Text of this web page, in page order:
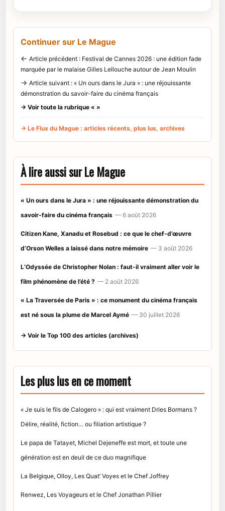
Continuer sur Le Mague
← Article précédent : Festival de Cannes 2026 : une édition fade
marquée par le malaise Gilles Lellouche autour de Jean Moulin
→ Article suivant : « Un ours dans le Jura » : une réjouissante
démonstration du savoir-faire du cinéma français
→ Voir toute la rubrique « »
→ Le Flux du Mague : articles récents, plus lus, archives
À lire aussi sur Le Mague
« Un ours dans le Jura » : une réjouissante démonstration du
savoir-faire du cinéma français — 6 août 2026
Citizen Kane, Xanadu et Rosebud : ce que le chef-d’œuvre
d’Orson Welles a laissé dans notre mémoire — 3 août 2026
L’Odyssée de Christopher Nolan : faut-il vraiment aller voir le
film phénomène de l’été ? — 2 août 2026
« La Traversée de Paris » : ce monument du cinéma français
est né sous la plume de Marcel Aymé — 30 juillet 2026
→ Voir le Top 100 des articles (archives)
Les plus lus en ce moment
« Je suis le fils de Calogero » : qui est vraiment Dries Bormans ?
Délire, réalité, fiction… ou filiation artistique ?
Le papa de Tatayet, Michel Dejeneffe est mort, et toute une
génération est en deuil de ce duo magnifique
La Belgique, Olloy, Les Quat’ Voyes et le Chef Joffrey
Renwez, Les Voyageurs et le Chef Jonathan Pillier